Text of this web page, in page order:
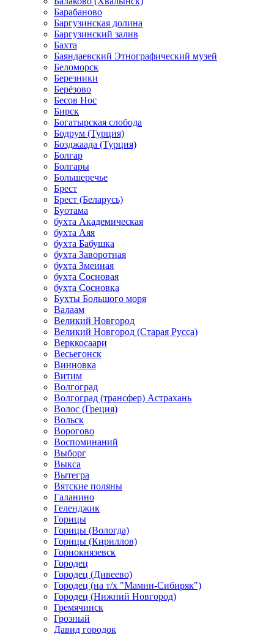
Барабаново
Баргузинская долина
Баргузинский залив
Бахта
Баяндаевский Этнографический музей
Беломорск
Березники
Берёзово
Бесов Нос
Бирск
Богатырская слобода
Бодрум (Турция)
Бозджаада (Турция)
Болгар
Болгары
Большеречье
Брест
Брест (Беларусь)
Буотама
бухта Академическая
бухта Аяя
бухта Бабушка
бухта Заворотная
бухта Змеиная
бухта Сосновая
бухта Сосновка
Бухты Большого моря
Валаам
Великий Новгород
Великий Новгород (Старая Русса)
Верккосаари
Весьегонск
Винновка
Витим
Волгоград
Волгоград (трансфер) Астрахань
Волос (Греция)
Вольск
Ворогово
Воспоминаний
Выборг
Выкса
Вытегра
Вятские поляны
Галанино
Геленджик
Горицы
Горицы (Вологда)
Горицы (Кириллов)
Горнокнязевск
Городец
Городец (Дивеево)
Городец (на т/х "Мамин-Сибиряк")
Городец (Нижний Новгород)
Гремячинск
Грозный
Давид городок